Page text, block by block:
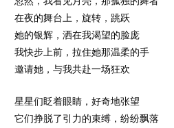
在夜的舞台上，旋转，跳跃
她的银辉，洒在我渴望的脸庞
我快步上前，拉住她那温柔的手
邀请她，与我共赴一场狂欢
星星们眨着眼睛，好奇地张望
它们挣脱了引力的束缚，纷纷飘落